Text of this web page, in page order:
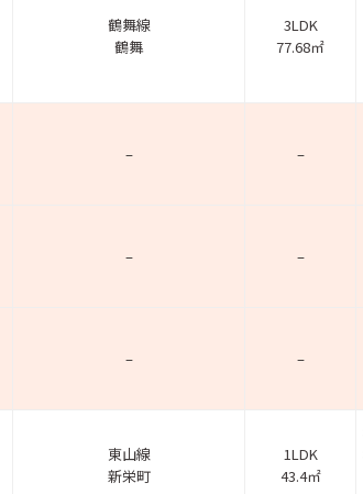
鶴舞線
鶴舞
3LDK
77.68㎡
– –
– –
– –
東山線
新栄町
1LDK
43.4㎡